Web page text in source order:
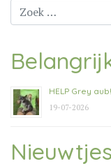
Zoek
naar:
HELP Grey
19-07-2026
Nieuwtjes